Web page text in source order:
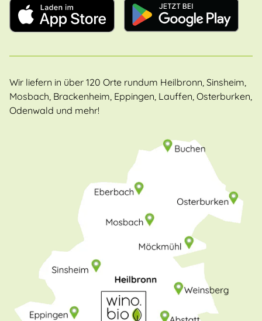
Wir liefern in über 120 Orte rundum Heilbronn, Sinsheim,
Mosbach, Brackenheim, Eppingen, Lauffen, Osterburken,
Odenwald und mehr!